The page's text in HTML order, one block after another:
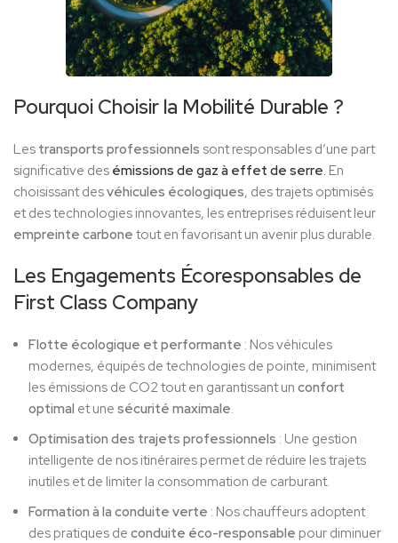
Pourquoi Choisir la Mobilité Durable ?
Les transports professionnels sont responsables d’une part
significative des émissions de gaz à effet de serre. En
choisissant desvéhicules écologiques, des trajets optimisés
et des technologies innovantes, les entreprises réduisent leur
empreinte carbone tout en favorisant un avenir plus durable.
Les Engagements Écoresponsables de
First Class Company
Flotte écologique et performante : Nos véhicules
modernes, équipés de technologies de pointe, minimisent
les émissions de CO2 tout en garantissant un confort
optimal et une sécurité maximale.
Optimisation des trajets professionnels : Une gestion
intelligente de nos itinéraires permet de réduire les trajets
inutiles et de limiter la consommation de carburant.
Formation à la conduite verte : Nos chauffeurs adoptent
des pratiques de conduite éco-responsable pour diminuer